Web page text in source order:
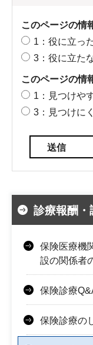
このページの情
1：役に立っ
3：役に立た
このページの情
1：見つけや
3：見つけに
診療報酬・
保険医療機
設の関係者
保険診療
保険診療の